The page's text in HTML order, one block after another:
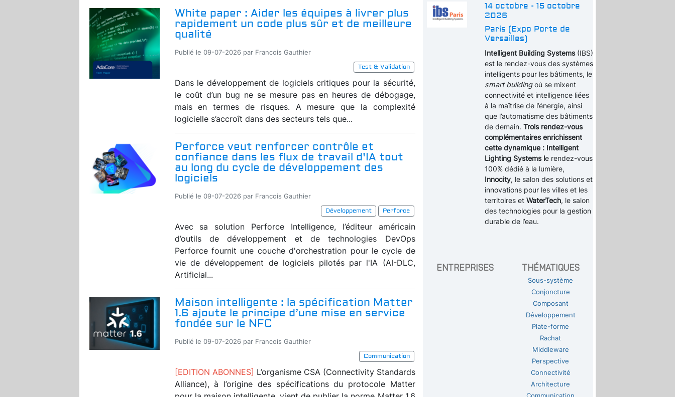
White paper : Aider les équipes à livrer plus
rapidement un code plus sûr et de meilleure
qualité
Publié le 09-07-2026 par Francois Gauthier
Test & Validation
Dans le développement de logiciels critiques pour la sécurité,
le coût d’un bug ne se mesure pas en heures de débogage,
mais en termes de risques. A mesure que la complexité
logicielle s’accroît dans des secteurs tels que...
Perforce veut renforcer contrôle et
confiance dans les flux de travail d'IA tout
au long du cycle de développement des
logiciels
Publié le 09-07-2026 par Francois Gauthier
Développement
Perforce
Avec sa solution Perforce Intelligence, l’éditeur américain
d’outils de développement et de technologies DevOps
Perforce fournit une couche d'orchestration pour le cycle de
vie de développement de logiciels pilotés par l'IA (AI-DLC,
Artificial...
Maison intelligente : la spécification Matter
1.6 ajoute le principe d’une mise en service
fondée sur le NFC
Publié le 09-07-2026 par Francois Gauthier
Communication
[EDITION ABONNES] L’organisme CSA (Connectivity Standards
Alliance), à l’origine des spécifications du protocole Matter
14 octobre - 15 octobre
2026
Paris (Expo Porte de
Versailles)
Intelligent Building Systems(IBS)
est le rendez-vous des systèmes
intelligents pour les bâtiments, le
smart buildingoù se mixent
connectivité et intelligence liées
à la maîtrise de l’énergie, ainsi
que l’automatisme des bâtiments
de demain. Trois rendez-vous
complémentaires enrichissent
cette dynamique : Intelligent
Lighting Systems le rendez-vous
100% dédié à la lumière,
Innocity, le salon des solutions et
innovations pour les villes et les
territoires et WaterTech, le salon
des technologies pour la gestion
durable de l’eau.
ENTREPRISES THÉMATIQUES
Sous-système
Conjoncture
Composant
Développement
Plate-forme
Rachat
Middleware
Perspective
Connectivité
Architecture